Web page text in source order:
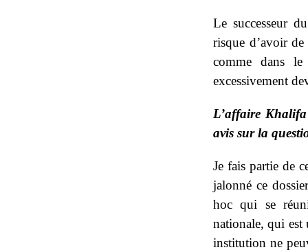
Le successeur
risque d’avoir
comme dans
excessivement
L’affaire
avis sur la
Je fais partie de
jalonné ce
hoc qui se
nationale, qui est
institution ne